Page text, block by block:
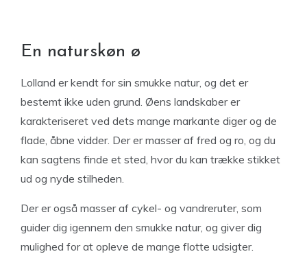
En naturskøn ø
Lolland er kendt for sin smukke natur, og det er
bestemt ikke uden grund. Øens landskaber er
karakteriseret ved dets mange markante diger og de
flade, åbne vidder. Der er masser af fred og ro, og du
kan sagtens finde et sted, hvor du kan trække stikket
ud og nyde stilheden.
Der er også masser af cykel- og vandreruter, som
guider dig igennem den smukke natur, og giver dig
mulighed for at opleve de mange flotte udsigter.